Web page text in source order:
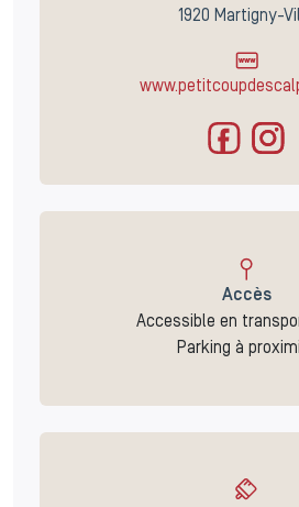
1920 Martigny-
Accès
Accessible en
Parking à